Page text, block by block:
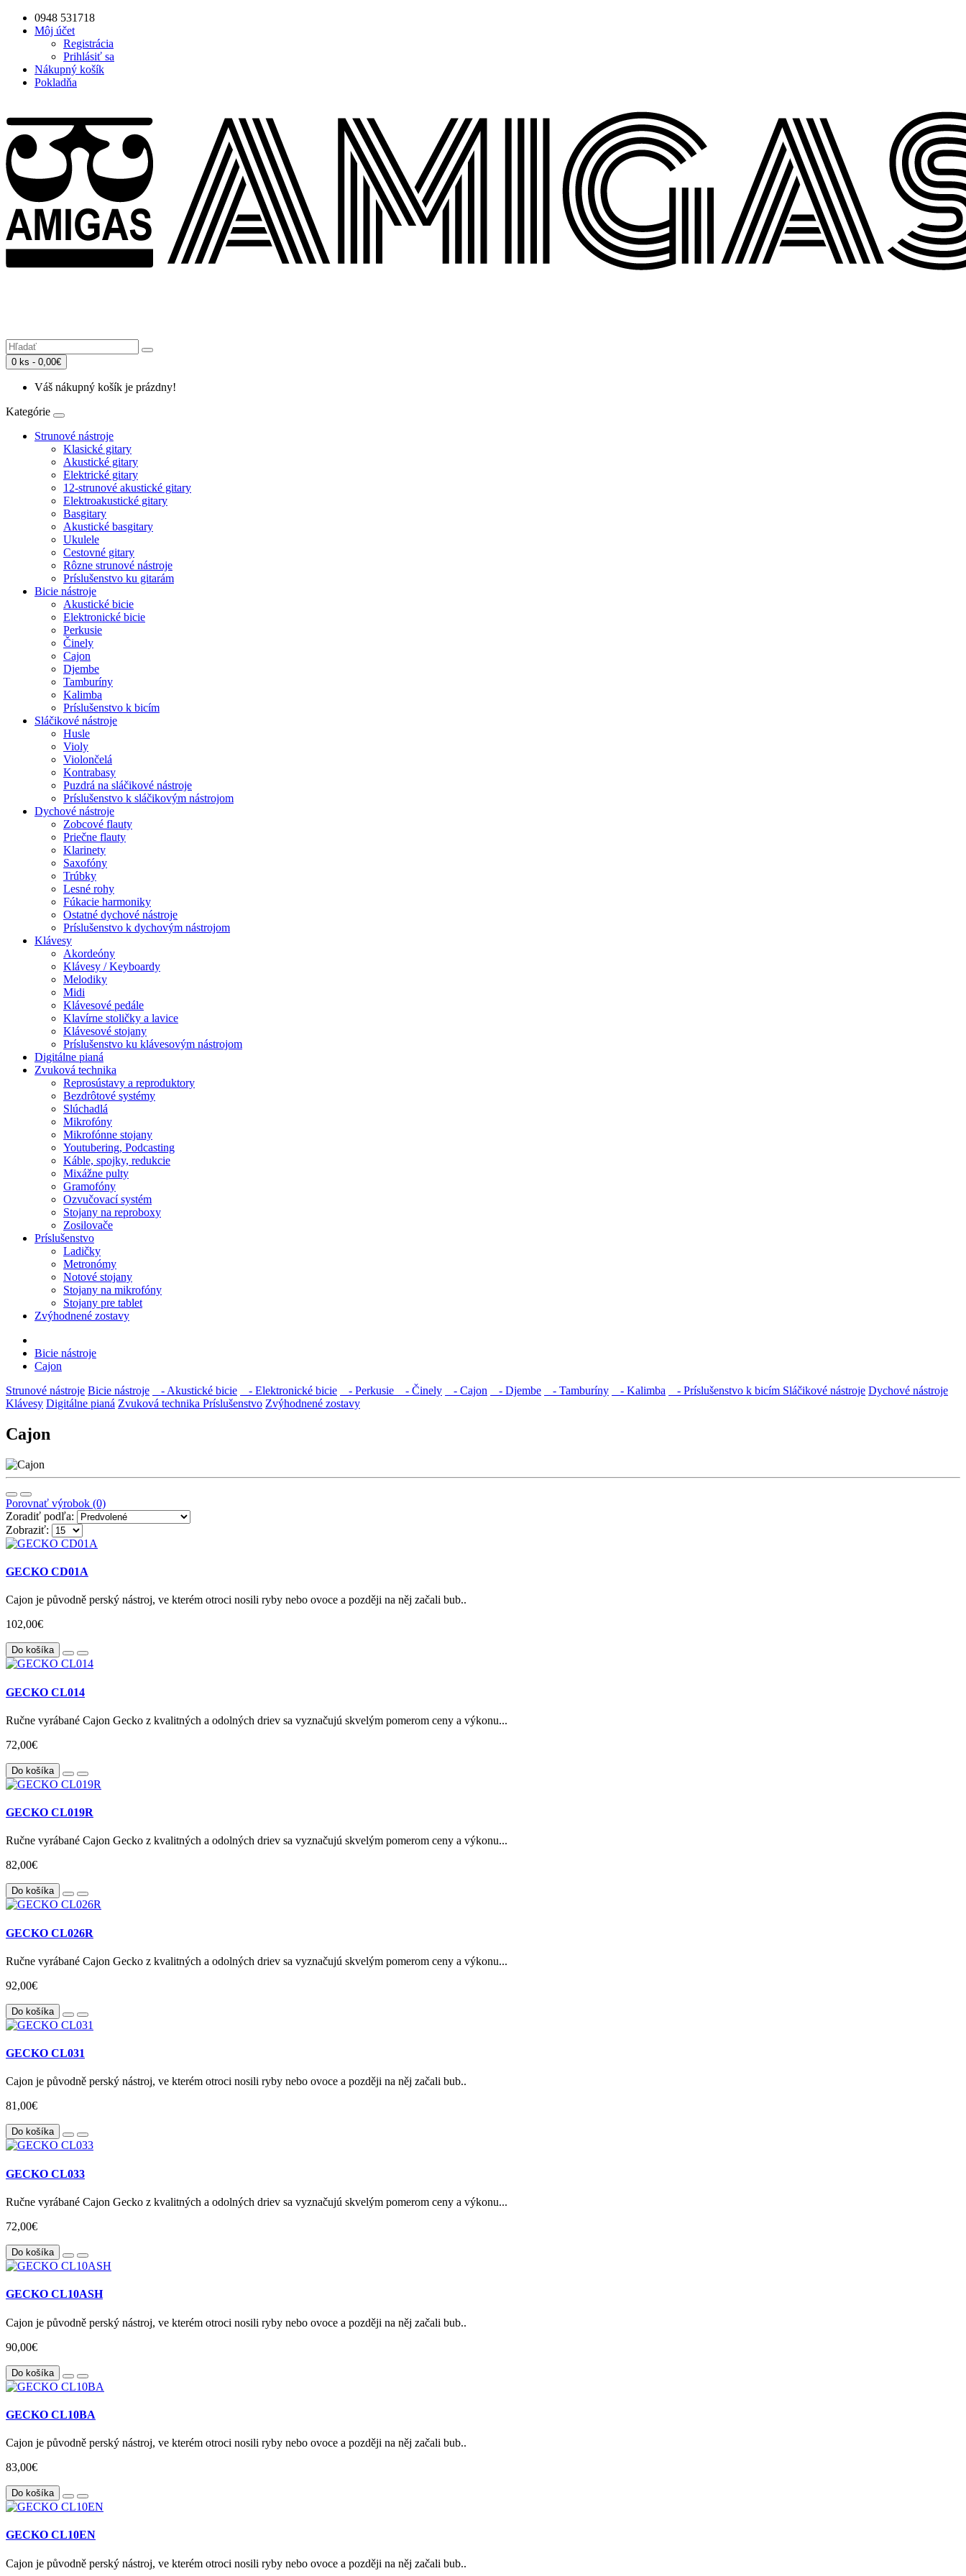
0948 531718
Môj účet
Registrácia
Prihlásiť sa
Nákupný košík
Pokladňa
0 ks - 0,00€
Váš nákupný košík je prázdny!
Kategórie
Strunové nástroje
Klasické gitary
Akustické gitary
Elektrické gitary
12-strunové akustické gitary
Elektroakustické gitary
Basgitary
Akustické basgitary
Ukulele
Cestovné gitary
Rôzne strunové nástroje
Príslušenstvo ku gitarám
Bicie nástroje
Akustické bicie
Elektronické bicie
Perkusie
Činely
Cajon
Djembe
Tamburíny
Kalimba
Príslušenstvo k bicím
Sláčikové nástroje
Husle
Violy
Violončelá
Kontrabasy
Puzdrá na sláčikové nástroje
Príslušenstvo k sláčikovým nástrojom
Dychové nástroje
Zobcové flauty
Priečne flauty
Klarinety
Saxofóny
Trúbky
Lesné rohy
Fúkacie harmoniky
Ostatné dychové nástroje
Príslušenstvo k dychovým nástrojom
Klávesy
Akordeóny
Klávesy / Keyboardy
Melodiky
Midi
Klávesové pedále
Klavírne stoličky a lavice
Klávesové stojany
Príslušenstvo ku klávesovým nástrojom
Digitálne pianá
Zvuková technika
Reprosústavy a reproduktory
Bezdrôtové systémy
Slúchadlá
Mikrofóny
Mikrofónne stojany
Youtubering, Podcasting
Káble, spojky, redukcie
Mixážne pulty
Gramofóny
Ozvučovací systém
Stojany na reproboxy
Zosilovače
Príslušenstvo
Ladičky
Metronómy
Notové stojany
Stojany na mikrofóny
Stojany pre tablet
Zvýhodnené zostavy
Bicie nástroje
Cajon
Strunové nástroje Bicie nástroje - Akustické bicie - Elektronické bicie - Perkusie - Činely - Cajon - Djembe - Tamburíny - Kalimba - Príslušenstvo k bicím Sláčikové nástroje Dychové nástroje
Klávesy Digitálne pianá Zvuková technika Príslušenstvo Zvýhodnené zostavy
Cajon
Porovnať výrobok (0)
Zoradiť podľa:
Zobraziť:
GECKO CD01A
Cajon je původně perský nástroj, ve kterém otroci nosili ryby nebo ovoce a později na něj začali bub..
102,00€
Do košíka
GECKO CL014
Ručne vyrábané Cajon Gecko z kvalitných a odolných driev sa vyznačujú skvelým pomerom ceny a výkonu...
72,00€
Do košíka
GECKO CL019R
Ručne vyrábané Cajon Gecko z kvalitných a odolných driev sa vyznačujú skvelým pomerom ceny a výkonu...
82,00€
Do košíka
GECKO CL026R
Ručne vyrábané Cajon Gecko z kvalitných a odolných driev sa vyznačujú skvelým pomerom ceny a výkonu...
92,00€
Do košíka
GECKO CL031
Cajon je původně perský nástroj, ve kterém otroci nosili ryby nebo ovoce a později na něj začali bub..
81,00€
Do košíka
GECKO CL033
Ručne vyrábané Cajon Gecko z kvalitných a odolných driev sa vyznačujú skvelým pomerom ceny a výkonu...
72,00€
Do košíka
GECKO CL10ASH
Cajon je původně perský nástroj, ve kterém otroci nosili ryby nebo ovoce a později na něj začali bub..
90,00€
Do košíka
GECKO CL10BA
Cajon je původně perský nástroj, ve kterém otroci nosili ryby nebo ovoce a později na něj začali bub..
83,00€
Do košíka
GECKO CL10EN
Cajon je původně perský nástroj, ve kterém otroci nosili ryby nebo ovoce a později na něj začali bub..